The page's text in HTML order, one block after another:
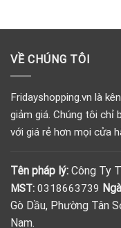
VỀ CHÚNG TÔI
Fridayshopping.vn là
giảm giá. Chúng tôi chỉ
với giá rẻ hơn mọi cửa
Tên pháp lý: Công Ty
MST: 0318663739
Gò Dầu, Phường Tân
Nam.